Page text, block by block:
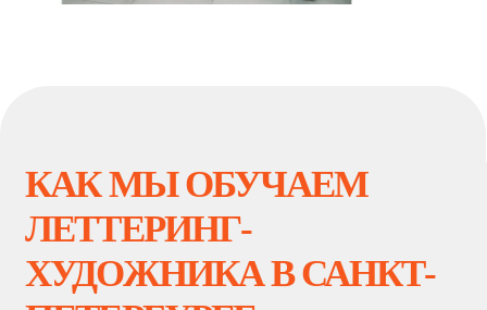
4 семестр. Полное погружение
в профессию, реальный опыт,
подготовка к защите
дипломной работы